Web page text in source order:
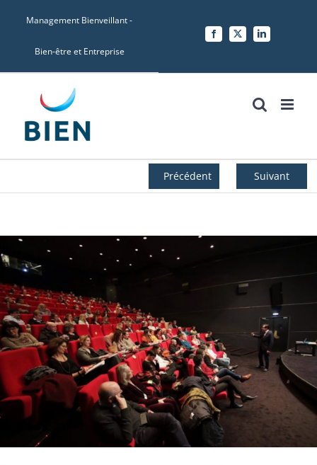
Management Bienveillant -
Bien-être et Entreprise
Facebook
X LinkedIn
Précédent Suivant
l'image
agrandie